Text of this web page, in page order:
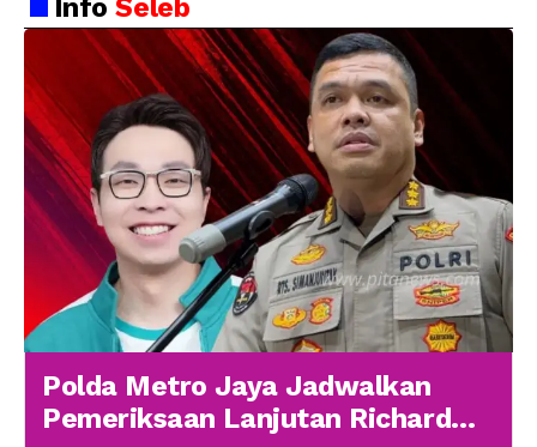
InfoSeleb
Polda Metro Jaya Jadwalkan
Pemeriksaan Lanjutan Richard